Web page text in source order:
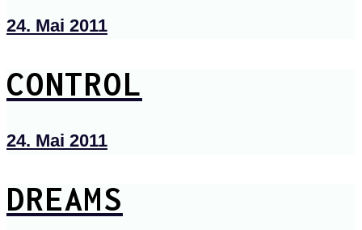
24. Mai 2011
CONTROL
24. Mai 2011
DREAMS